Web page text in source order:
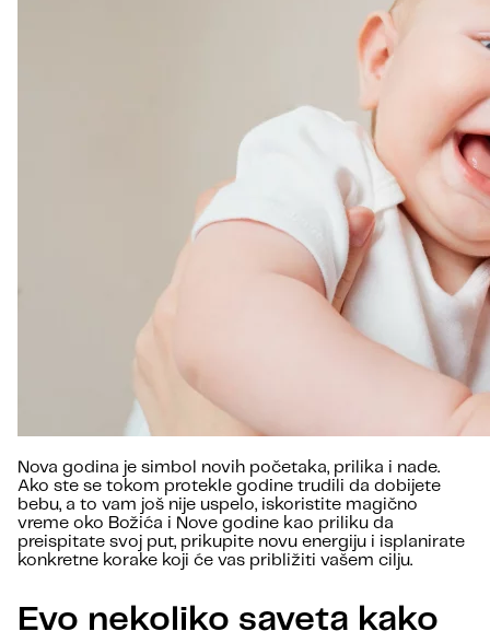
Nova godina je simbol novih početaka, prilika i nade.
Ako ste se tokom protekle godine trudili da dobijete
bebu, a to vam još nije uspelo, iskoristite magično
vreme oko Božića i Nove godine kao priliku da
preispitate svoj put, prikupite novu energiju i isplanirate
konkretne korake koji će vas približiti vašem cilju.
Evo nekoliko saveta kako